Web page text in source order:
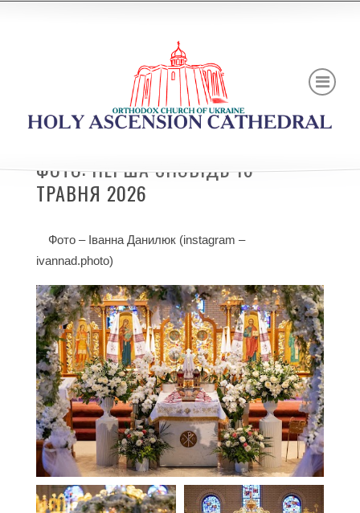
ФОТО: ПЕРША СПОВІДЬ 16
ТРАВНЯ 2026
Фото – Іванна Данилюк (instagram –
ivannad.photo)